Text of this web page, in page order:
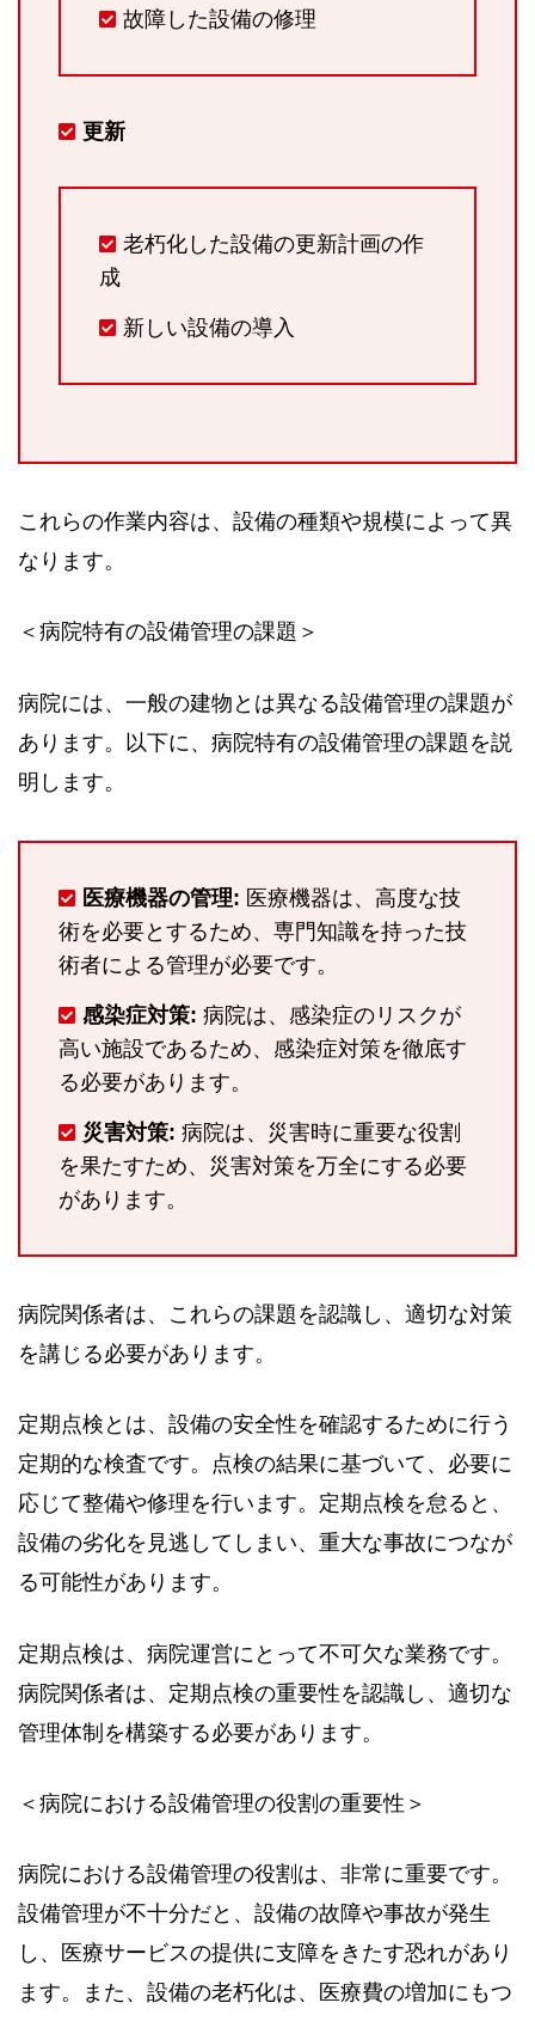
故障した設備の修理
更新
老朽化した設備の更新計画の作
成
新しい設備の導入
これらの作業内容は、設備の種類や規模によって異
なります。
＜病院特有の設備管理の課題＞
病院には、一般の建物とは異なる設備管理の課題が
あります。以下に、病院特有の設備管理の課題を説
明します。
医療機器の管理: 医療機器は、高度な技
術を必要とするため、専門知識を持った技
術者による管理が必要です。
感染症対策: 病院は、感染症のリスクが
高い施設であるため、感染症対策を徹底す
る必要があります。
災害対策: 病院は、災害時に重要な役割
を果たすため、災害対策を万全にする必要
があります。
病院関係者は、これらの課題を認識し、適切な対策
を講じる必要があります。
定期点検とは、設備の安全性を確認するために行う
定期的な検査です。点検の結果に基づいて、必要に
応じて整備や修理を行います。定期点検を怠ると、
設備の劣化を見逃してしまい、重大な事故につなが
る可能性があります。
定期点検は、病院運営にとって不可欠な業務です。
病院関係者は、定期点検の重要性を認識し、適切な
管理体制を構築する必要があります。
＜病院における設備管理の役割の重要性＞
病院における設備管理の役割は、非常に重要です。
設備管理が不十分だと、設備の故障や事故が発生
し、医療サービスの提供に支障をきたす恐れがあり
ます。また、設備の老朽化は、医療費の増加にもつ